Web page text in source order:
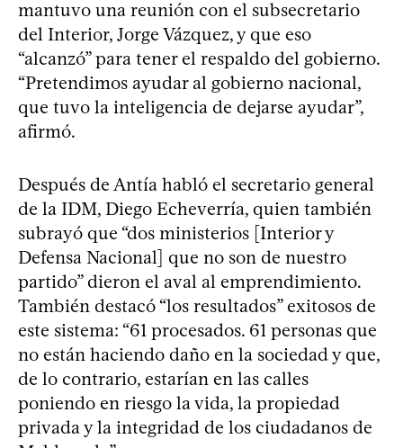
mantuvo una reunión con el subsecretario
del Interior, Jorge Vázquez, y que eso
“alcanzó” para tener el respaldo del gobierno.
“Pretendimos ayudar al gobierno nacional,
que tuvo la inteligencia de dejarse ayudar”,
afirmó.
Después de Antía habló el secretario general
de la IDM, Diego Echeverría, quien también
subrayó que “dos ministerios [Interior y
Defensa Nacional] que no son de nuestro
partido” dieron el aval al emprendimiento.
También destacó “los resultados” exitosos de
este sistema: “61 procesados. 61 personas que
no están haciendo daño en la sociedad y que,
de lo contrario, estarían en las calles
poniendo en riesgo la vida, la propiedad
privada y la integridad de los ciudadanos de